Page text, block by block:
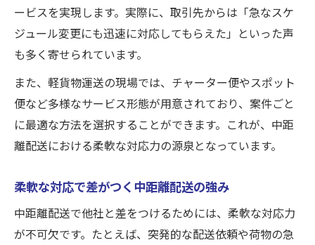
ービスを実現します。実際に、取引先からは「急なスケ
ジュール変更にも迅速に対応してもらえた」といった声
も多く寄せられています。
また、軽貨物運送の現場では、チャーター便やスポット
便など多様なサービス形態が用意されており、案件ごと
に最適な方法を選択することができます。これが、中距
離配送における柔軟な対応力の源泉となっています。
柔軟な対応で差がつく中距離配送の強み
中距離配送で他社と差をつけるためには、柔軟な対応力
が不可欠です。たとえば、突発的な配送依頼や荷物の急